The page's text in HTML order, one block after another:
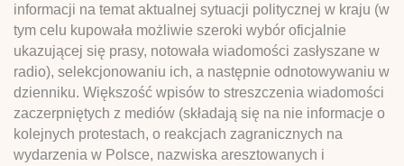
informacji na temat aktualnej sytuacji politycznej w kraju (w
tym celu kupowała możliwie szeroki wybór oficjalnie
ukazującej się prasy, notowała wiadomości zasłyszane w
radio), selekcjonowaniu ich, a następnie odnotowywaniu w
dzienniku. Większość wpisów to streszczenia wiadomości
zaczerpniętych z mediów (składają się na nie informacje o
kolejnych protestach, o reakcjach zagranicznych na
wydarzenia w Polsce, nazwiska aresztowanych i